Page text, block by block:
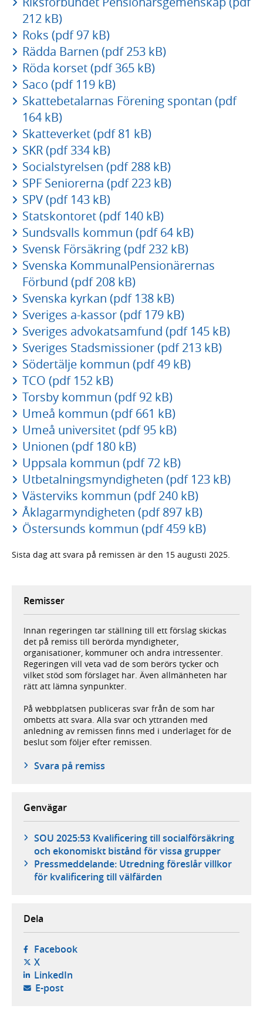
212 kB)
Roks (pdf 97 kB)
Rädda Barnen (pdf 253 kB)
Röda korset (pdf 365 kB)
Saco (pdf 119 kB)
Skattebetalarnas Förening spontan (pdf
164 kB)
Skatteverket (pdf 81 kB)
SKR (pdf 334 kB)
Socialstyrelsen (pdf 288 kB)
SPF Seniorerna (pdf 223 kB)
SPV (pdf 143 kB)
Statskontoret (pdf 140 kB)
Sundsvalls kommun (pdf 64 kB)
Svensk Försäkring (pdf 232 kB)
Svenska KommunalPensionärernas
Förbund (pdf 208 kB)
Svenska kyrkan (pdf 138 kB)
Sveriges a-kassor (pdf 179 kB)
Sveriges advokatsamfund (pdf 145 kB)
Sveriges Stadsmissioner (pdf 213 kB)
Södertälje kommun (pdf 49 kB)
TCO (pdf 152 kB)
Torsby kommun (pdf 92 kB)
Umeå kommun (pdf 661 kB)
Umeå universitet (pdf 95 kB)
Unionen (pdf 180 kB)
Uppsala kommun (pdf 72 kB)
Utbetalningsmyndigheten (pdf 123 kB)
Västerviks kommun (pdf 240 kB)
Åklagarmyndigheten (pdf 897 kB)
Östersunds kommun (pdf 459 kB)
Sista dag att svara på remissen är den 15 augusti 2025.
Remisser
Innan regeringen tar ställning till ett förslag skickas
det på remiss till berörda myndigheter,
organisationer, kommuner och andra intressenter.
Regeringen vill veta vad de som berörs tycker och
vilket stöd som förslaget har. Även allmänheten har
rätt att lämna synpunkter.
På webbplatsen publiceras svar från de som har
ombetts att svara. Alla svar och yttranden med
anledning av remissen finns med i underlaget för de
beslut som följer efter remissen.
Svara på remiss
Genvägar
SOU 2025:53 Kvalificering till socialförsäkring
och ekonomiskt bistånd för vissa grupper
Pressmeddelande: Utredning föreslår villkor
för kvalificering till välfärden
Dela
Facebook- öppnas i ny flik, extern webbplats,
X- öppnas i ny flik, extern webbplats,
LinkedIn- öppnas i ny flik, extern webbplats,
E-post- öppnar din e-postklient,